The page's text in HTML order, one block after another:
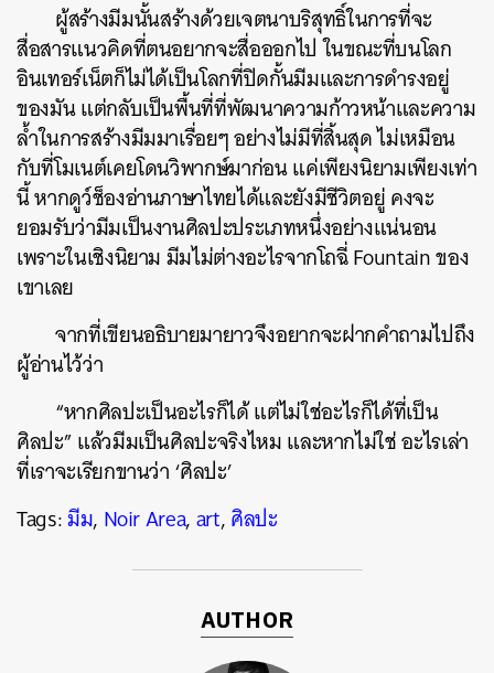
ผู้สร้างมีมนั้นสร้างด้วยเจตนาบริสุทธิ์ในการที่จะ
สื่อสารแนวคิดที่ตนอยากจะสื่อออกไป ในขณะที่บนโลก
อินเทอร์เน็ตก็ไม่ได้เป็นโลกที่ปิดกั้นมีมและการดำรงอยู่
ของมัน แต่กลับเป็นพื้นที่ที่พัฒนาความก้าวหน้าและความ
ล้ำในการสร้างมีมมาเรื่อยๆ อย่างไม่มีที่สิ้นสุด ไม่เหมือน
กับที่โมเนต์เคยโดนวิพากษ์มาก่อน แค่เพียงนิยามเพียงเท่า
นี้ หากดูว์ช็องอ่านภาษาไทยได้และยังมีชีวิตอยู่ คงจะ
ยอมรับว่ามีมเป็นงานศิลปะประเภทหนึ่งอย่างแน่นอน
เพราะในเชิงนิยาม มีมไม่ต่างอะไรจากโถฉี่ Fountain ของ
เขาเลย
จากที่เขียนอธิบายมายาวจึงอยากจะฝากคำถามไปถึง
ผู้อ่านไว้ว่า
“หากศิลปะเป็นอะไรก็ได้ แต่ไม่ใช่อะไรก็ได้ที่เป็น
ศิลปะ” แล้วมีมเป็นศิลปะจริงไหม และหากไม่ใช่ อะไรเล่า
ที่เราจะเรียกขานว่า ‘ศิลปะ’
Tags:มีม, Noir Area,art,ศิลปะ
AUTHOR